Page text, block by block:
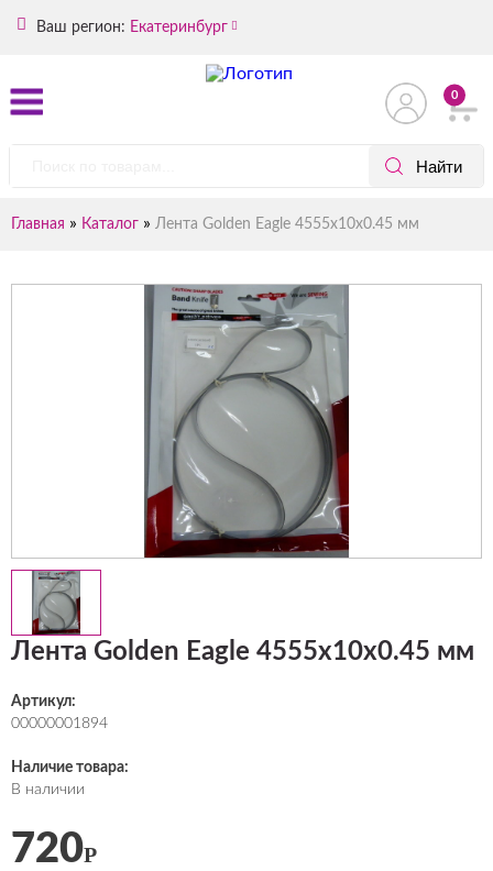
Ваш регион: Екатеринбург
0
Главная » Каталог » Лента Golden Eagle 4555х10х0.45 мм
Лента Golden Eagle 4555х10х0.45 мм
Артикул:
00000001894
Наличие товара:
В наличии
720Р